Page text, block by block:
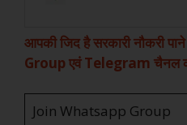
आपकी जिद है सरकारी नौकरी
Group एवं Telegram चैनल
Join Whatsapp Group